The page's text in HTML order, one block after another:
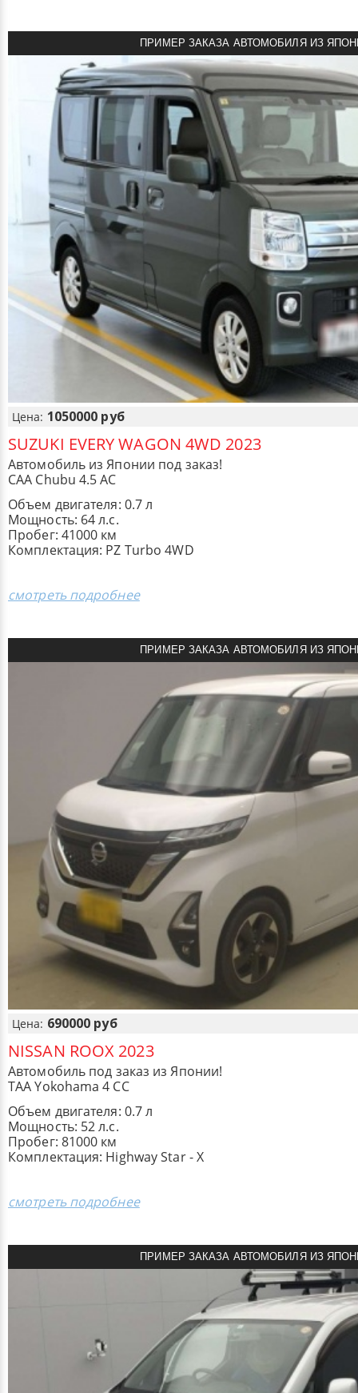
ПРИМЕР ЗАКАЗА АВТОМОБИЛЯ ИЗ
Цена: 1050000 руб
SUZUKI EVERY WAGON 4WD 2023
Автомобиль из Японии под заказ!
CAA Chubu 4.5 AC
Объем двигателя: 0.7 л
Мощность: 64 л.с.
Пробег: 41000 км
Комплектация: PZ Turbo 4WD
смотреть подробнее
ПРИМЕР ЗАКАЗА АВТОМОБИЛЯ ИЗ
Цена: 690000 руб
NISSAN ROOX 2023
Автомобиль под заказ из Японии!
TAA Yokohama 4 CC
Объем двигателя: 0.7 л
Мощность: 52 л.с.
Пробег: 81000 км
Комплектация: Highway Star - X
смотреть подробнее
ПРИМЕР ЗАКАЗА АВТОМОБИЛЯ ИЗ